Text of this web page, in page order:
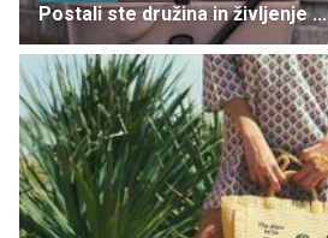
Postali ste družina in življenje